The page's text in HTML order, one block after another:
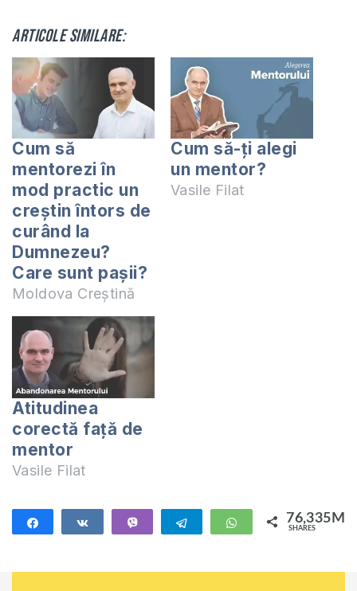
Articole similare:
Cum să
mentorezi în
mod practic un
creștin întors de
curând la
Dumnezeu?
Care sunt pașii?
Moldova Creștină
Cum să-ți alegi
un mentor?
Vasile Filat
Atitudinea
corectă față de
mentor
Vasile Filat
Share Share Telegram WhatsApp76,335M
SHARES